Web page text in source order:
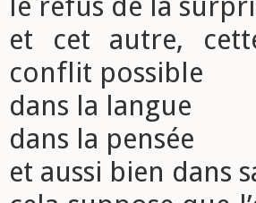
le refus de la
et cet autre,
conflit possible
dans la langue
dans la pensée
et aussi bien dans